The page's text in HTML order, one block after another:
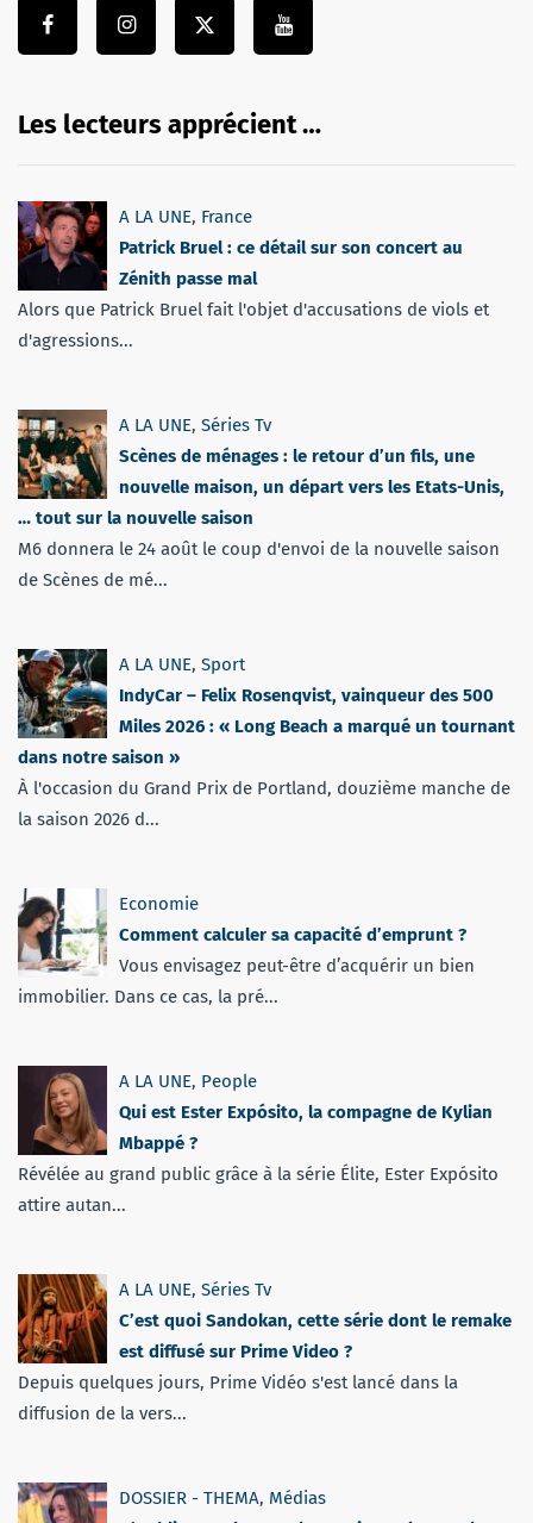
Les lecteurs apprécient …
A LA UNE, France
Patrick Bruel : ce détail sur son concert au
Zénith passe mal
Alors que Patrick Bruel fait l'objet d'accusations de viols et
d'agressions...
A LA UNE, Séries Tv
Scènes de ménages : le retour d’un fils, une
nouvelle maison, un départ vers les Etats-Unis,
… tout sur la nouvelle saison
M6 donnera le 24 août le coup d'envoi de la nouvelle saison
de Scènes de mé...
A LA UNE, Sport
IndyCar – Felix Rosenqvist, vainqueur des 500
Miles 2026 : « Long Beach a marqué un tournant
dans notre saison »
À l'occasion du Grand Prix de Portland, douzième manche de
la saison 2026 d...
Economie
Comment calculer sa capacité d’emprunt ?
Vous envisagez peut-être d’acquérir un bien
immobilier. Dans ce cas, la pré...
A LA UNE, People
Qui est Ester Expósito, la compagne de Kylian
Mbappé ?
Révélée au grand public grâce à la série Élite, Ester Expósito
attire autan...
A LA UNE, Séries Tv
C’est quoi Sandokan, cette série dont le remake
est diffusé sur Prime Video ?
Depuis quelques jours, Prime Vidéo s'est lancé dans la
diffusion de la vers...
DOSSIER - THEMA, Médias